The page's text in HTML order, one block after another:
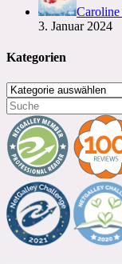
Caroline
3. Januar 2024
Kategorien
Kategorien